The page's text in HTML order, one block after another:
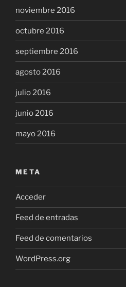
noviembre 2016
octubre 2016
septiembre 2016
agosto 2016
julio 2016
junio 2016
mayo 2016
META
Acceder
Feed de entradas
Feed de comentarios
WordPress.org